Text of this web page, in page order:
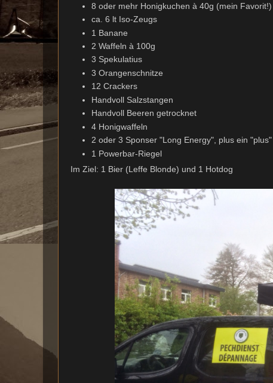
8 oder mehr Honigkuchen à 40g (mein Favorit!)
ca. 6 lt Iso-Zeugs
1 Banane
2 Waffeln à 100g
3 Spekulatius
3 Orangenschnitze
12 Crackers
Handvoll Salzstangen
Handvoll Beeren getrocknet
4 Honigwaffeln
2 oder 3 Sponser "Long Energy", plus ein "plus"
1 Powerbar-Riegel
Im Ziel: 1 Bier (Leffe Blonde) und 1 Hotdog